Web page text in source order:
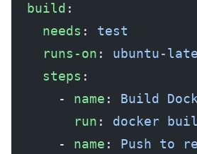
  build
:
    needs
: test
    runs-on
: ubuntu-
    steps
:
      -
name : Build
        run
: docker
      -
name : Push to